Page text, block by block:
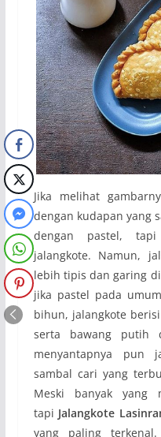
Jika melihat
dengan kudapan yang
dengan pastel,
jalangkote. Namun,
lebih tipis dan garing
jika pastel pada
bihun, jalangkote
serta bawang putih
menyantapnya pun
sambal cari yang
Meski banyak yang
tapi Jalangkote
yang paling